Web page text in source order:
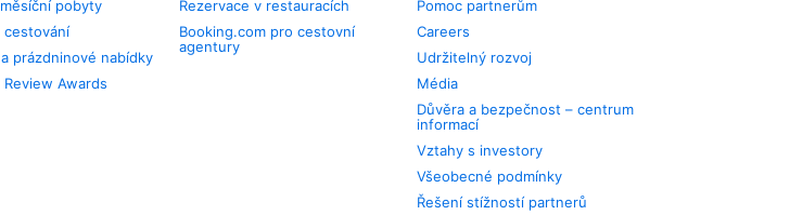
pobyty
cestování
prázdninové nabídky
Review Awards
Rezervace v restauracích
Booking.com pro cestovní
agentury
Pomoc partnerům
Careers
Udržitelný rozvoj
Média
Důvěra a bezpečnost – centrum
informací
Vztahy s investory
Všeobecné podmínky
Řešení stížností partnerů